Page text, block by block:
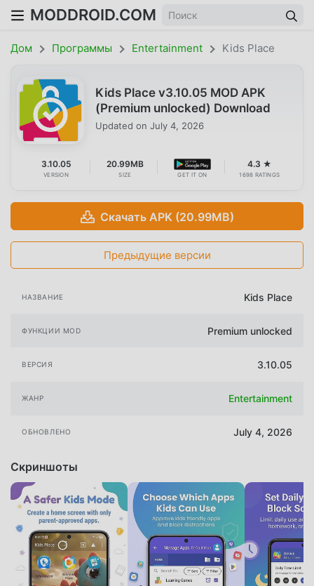
MODDROID.COM
Дом Программы Entertainment Kids Place
Kids Place v3.10.05 MOD APK
(Premium unlocked) Download
Updated on July 4, 2026
3.10.05
VERSION
20.99MB
SIZE GET IT ON
4.3 ★
1698 RATINGS
Скачать APK (20.99MB)
Предыдущие версии
НАЗВАНИЕ Kids Place
ФУНКЦИИ MOD Premium unlocked
ВЕРСИЯ 3.10.05
ЖАНР Entertainment
ОБНОВЛЕНО July 4, 2026
Скриншоты